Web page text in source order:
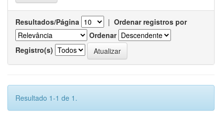
Resultados/Página | Ordenar registros por
Ordenar
Registro(s)
Resultado 1-1 de 1.